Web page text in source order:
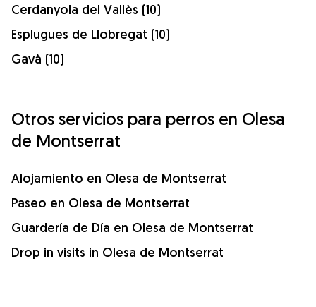
Cerdanyola del Vallès (10)
Esplugues de Llobregat (10)
Gavà (10)
Otros servicios para perros en Olesa
de Montserrat
Alojamiento en Olesa de Montserrat
Paseo en Olesa de Montserrat
Guardería de Día en Olesa de Montserrat
Drop in visits in Olesa de Montserrat